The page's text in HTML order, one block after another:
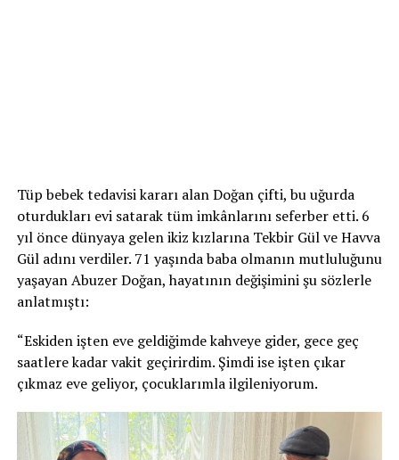
Tüp bebek tedavisi kararı alan Doğan çifti, bu uğurda
oturdukları evi satarak tüm imkânlarını seferber etti. 6
yıl önce dünyaya gelen ikiz kızlarına Tekbir Gül ve Havva
Gül adını verdiler. 71 yaşında baba olmanın mutluluğunu
yaşayan Abuzer Doğan, hayatının değişimini şu sözlerle
anlatmıştı:
“Eskiden işten eve geldiğimde kahveye gider, gece geç
saatlere kadar vakit geçirirdim. Şimdi ise işten çıkar
çıkmaz eve geliyor, çocuklarımla ilgileniyorum.